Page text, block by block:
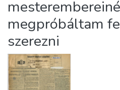
megpróbáltam
szerezni